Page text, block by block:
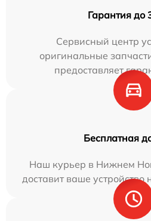
Гарантия до
Сервисный центр
оригинальные
предоставляет
Бесплатная
Наш курьер в Нижнем
доставит ваше устройство